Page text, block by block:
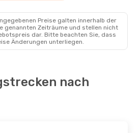
Preise galten innerhalb der
genannten Zeiträume und stellen nicht
dar. Bitte beachten Sie, dass
Änderungen unterliegen.
nach